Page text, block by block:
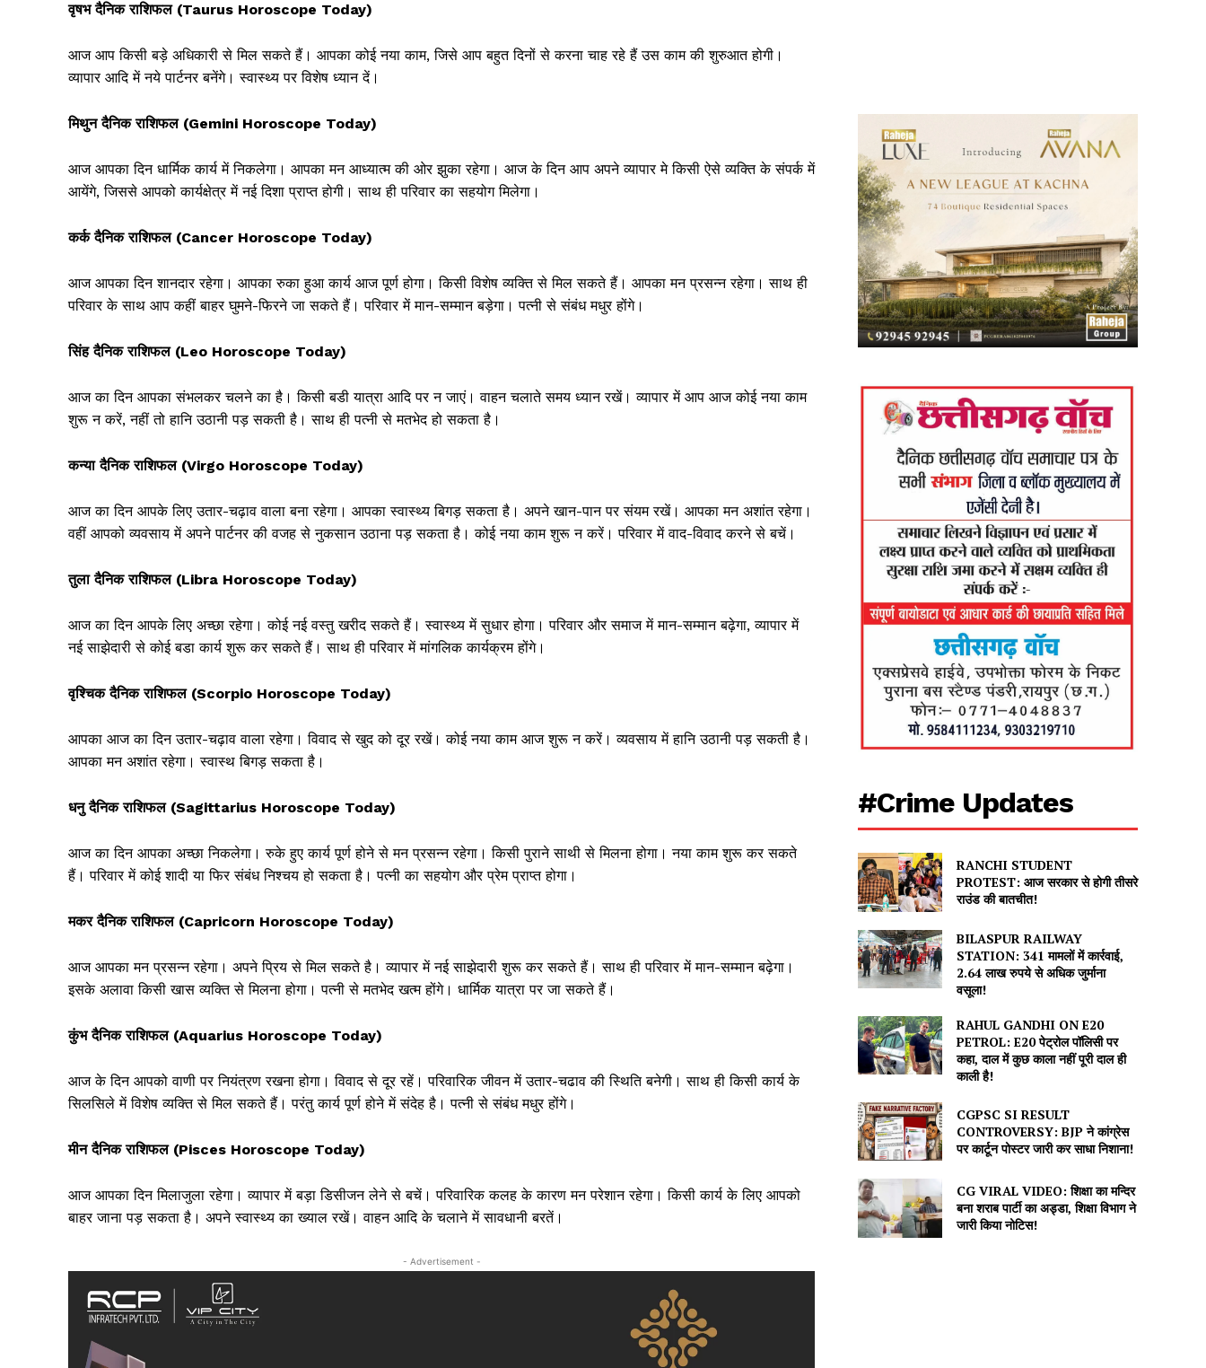
Khabarchalisa News
क्राइम
ई-पेपर
वृषभ दैनिक राशिफल (Taurus Horoscope Today)
आज आप किसी बड़े अधिकारी से मिल सकते हैं। आपका कोई नया काम, जिसे आप बहुत दिनों से करना चाह रहे हैं उस काम की शुरुआत होगी।
व्यापार आदि में नये पार्टनर बनेंगे। स्वास्थ्य पर विशेष ध्यान दें।
मिथुन दैनिक राशिफल (Gemini Horoscope Today)
आज आपका दिन धार्मिक कार्य में निकलेगा। आपका मन आध्यात्म की ओर झुका रहेगा। आज के दिन आप अपने व्यापार मे किसी ऐसे व्यक्ति के संपर्क में
आयेंगे, जिससे आपको कार्यक्षेत्र में नई दिशा प्राप्त होगी। साथ ही परिवार का सहयोग मिलेगा।
कर्क दैनिक राशिफल (Cancer Horoscope Today)
आज आपका दिन शानदार रहेगा। आपका रुका हुआ कार्य आज पूर्ण होगा। किसी विशेष व्यक्ति से मिल सकते हैं। आपका मन प्रसन्न रहेगा। साथ ही
परिवार के साथ आप कहीं बाहर घुमने-फिरने जा सकते हैं। परिवार में मान-सम्मान बड़ेगा। पत्नी से संबंध मधुर होंगे।
सिंह दैनिक राशिफल (Leo Horoscope Today)
आज का दिन आपका संभलकर चलने का है। किसी बडी यात्रा आदि पर न जाएं। वाहन चलाते समय ध्यान रखें। व्यापार में आप आज कोई नया काम
शुरू न करें, नहीं तो हानि उठानी पड़ सकती है। साथ ही पत्नी से मतभेद हो सकता है।
कन्या दैनिक राशिफल (Virgo Horoscope Today)
आज का दिन आपके लिए उतार-चढ़ाव वाला बना रहेगा। आपका स्वास्थ्य बिगड़ सकता है। अपने खान-पान पर संयम रखें। आपका मन अशांत रहेगा।
वहीं आपको व्यवसाय में अपने पार्टनर की वजह से नुकसान उठाना पड़ सकता है। कोई नया काम शुरू न करें। परिवार में वाद-विवाद करने से बचें।
तुला दैनिक राशिफल (Libra Horoscope Today)
आज का दिन आपके लिए अच्छा रहेगा। कोई नई वस्तु खरीद सकते हैं। स्वास्थ्य में सुधार होगा। परिवार और समाज में मान-सम्मान बढ़ेगा, व्यापार में
नई साझेदारी से कोई बडा कार्य शुरू कर सकते हैं। साथ ही परिवार में मांगलिक कार्यक्रम होंगे।
वृश्चिक दैनिक राशिफल (Scorpio Horoscope Today)
आपका आज का दिन उतार-चढ़ाव वाला रहेगा। विवाद से खुद को दूर रखें। कोई नया काम आज शुरू न करें। व्यवसाय में हानि उठानी पड़ सकती है।
आपका मन अशांत रहेगा। स्वास्थ बिगड़ सकता है।
धनु दैनिक राशिफल (Sagittarius Horoscope Today)
आज का दिन आपका अच्छा निकलेगा। रुके हुए कार्य पूर्ण होने से मन प्रसन्न रहेगा। किसी पुराने साथी से मिलना होगा। नया काम शुरू कर सकते
हैं। परिवार में कोई शादी या फिर संबंध निश्चय हो सकता है। पत्नी का सहयोग और प्रेम प्राप्त होगा।
मकर दैनिक राशिफल (Capricorn Horoscope Today)
आज आपका मन प्रसन्न रहेगा। अपने प्रिय से मिल सकते है। व्यापार में नई साझेदारी शुरू कर सकते हैं। साथ ही परिवार में मान-सम्मान बढ़ेगा।
इसके अलावा किसी खास व्यक्ति से मिलना होगा। पत्नी से मतभेद खत्म होंगे। धार्मिक यात्रा पर जा सकते हैं।
कुंभ दैनिक राशिफल (Aquarius Horoscope Today)
आज के दिन आपको वाणी पर नियंत्रण रखना होगा। विवाद से दूर रहें। परिवारिक जीवन में उतार-चढाव की स्थिति बनेगी। साथ ही किसी कार्य के
सिलसिले में विशेष व्यक्ति से मिल सकते हैं। परंतु कार्य पूर्ण होने में संदेह है। पत्नी से संबंध मधुर होंगे।
मीन दैनिक राशिफल (Pisces Horoscope Today)
आज आपका दिन मिलाजुला रहेगा। व्यापार में बड़ा डिसीजन लेने से बचें। परिवारिक कलह के कारण मन परेशान रहेगा। किसी कार्य के लिए आपको
बाहर जाना पड़ सकता है। अपने स्वास्थ्य का ख्याल रखें। वाहन आदि के चलाने में सावधानी बरतें।
- Advertisement -
#Crime Updates
RANCHI STUDENT
PROTEST: आज सरकार से होगी तीसरे
राउंड की बातचीत!
BILASPUR RAILWAY
STATION: 341 मामलों में कार्रवाई,
2.64 लाख रुपये से अधिक जुर्माना
वसूला!
RAHUL GANDHI ON E20
PETROL: E20 पेट्रोल पॉलिसी पर
कहा, दाल में कुछ काला नहीं पूरी दाल ही
काली है!
CGPSC SI RESULT
CONTROVERSY: BJP ने कांग्रेस
पर कार्टून पोस्टर जारी कर साधा निशाना!
CG VIRAL VIDEO: शिक्षा का मन्दिर
बना शराब पार्टी का अड्डा, शिक्षा विभाग ने
जारी किया नोटिस!